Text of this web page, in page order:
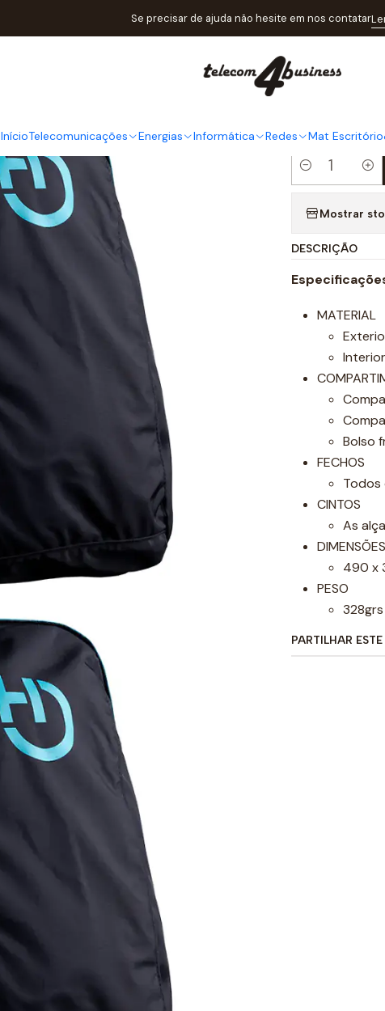
InícioTelecomunicações Energias Informática Redes Mat
Se precisar de ajuda não hesite em nos contatar
Informática Malas&Mochilas Mochila
|
Quantidade
Mostrar
DESCRIÇÃO
MATERIAL
Bolso
FECHOS
CINTOS
As
DIMENSÕES
490 x
PESO
328grs
PARTILHAR